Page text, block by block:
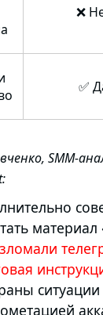
❌
✅
SMM-
материал
ситуации